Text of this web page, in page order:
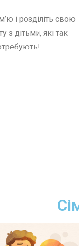
і розділіть свою
з дітьми, які так